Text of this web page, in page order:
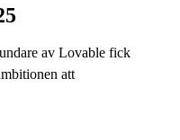
av Lovable fick
att